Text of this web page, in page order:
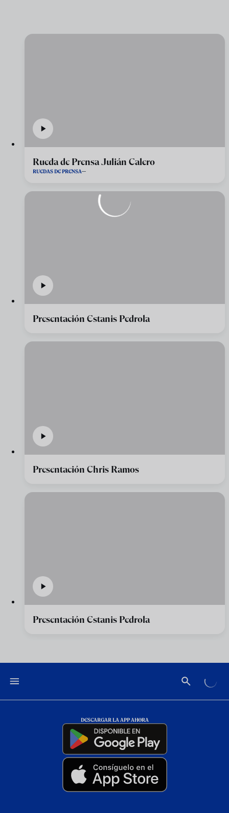
Rueda de Prensa Julián Calero
RUEDAS DE PRENSA
Presentación Estanis Pedrola
Presentación Chris Ramos
Presentación Estanis Pedrola
DESCARGAR LA APP AHORA